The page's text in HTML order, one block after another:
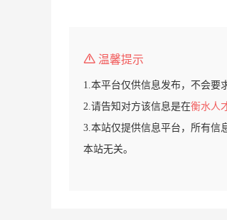
温馨提示
1.本平台仅供信息发布，不会要
2.请告知对方该信息是在衡水人
3.本站仅提供信息平台，所有信
本站无关。